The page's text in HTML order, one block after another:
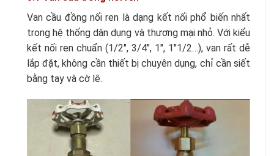
Van cầu đồng nối ren là dạng kết nối phổ biến nhất
trong hệ thống dân dụng và thương mại nhỏ. Với kiểu
kết nối ren chuẩn (1/2″, 3/4″, 1″, 1″1/2…), van rất dễ
lắp đặt, không cần thiết bị chuyên dụng, chỉ cần siết
bằng tay và cờ lê.